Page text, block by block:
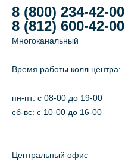
8 (800) 234-42-00
8 (812) 600-42-00
Многоканальный
Время работы колл центра:
пн-пт: c 08-00 до 19-00
сб-вс: с 10-00 до 16-00
Центральный офис